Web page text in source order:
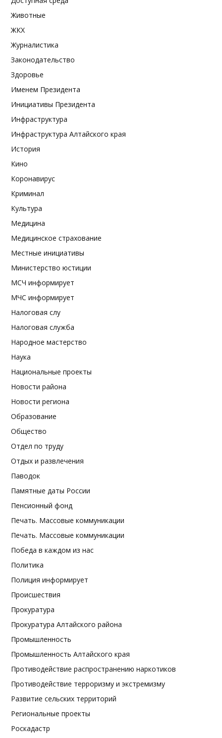
Животные
ЖКХ
Журналистика
Законодательство
Здоровье
Именем Президента
Инициативы Президента
Инфраструктура
Инфраструктура Алтайского края
История
Кино
Коронавирус
Криминал
Культура
Медицина
Медицинское страхование
Местные инициативы
Министерство юстиции
МСЧ информирует
МЧС информирует
Налоговая слу
Налоговая служба
Народное мастерство
Наука
Национальные проекты
Новости района
Новости региона
Образование
Общество
Отдел по труду
Отдых и развлечения
Паводок
Памятные даты России
Пенсионный фонд
Печать. Массовые коммуникации
Печать. Массовые коммуникации
Победа в каждом из нас
Политика
Полиция информирует
Происшествия
Прокуратура
Прокуратура Алтайского района
Промышленность
Промышленность Алтайского края
Противодействие распространению наркотиков
Противодействие терроризму и экстремизму
Развитие сельских территорий
Региональные проекты
Роскадастр